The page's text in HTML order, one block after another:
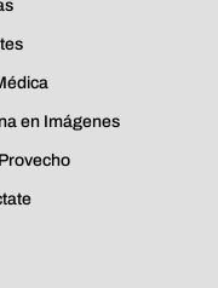
en Imágenes